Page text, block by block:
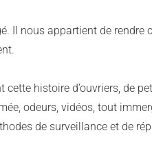
Il nous appartient de rendre
histoire d’ouvriers, de
odeurs, vidéos, tout
de surveillance et de